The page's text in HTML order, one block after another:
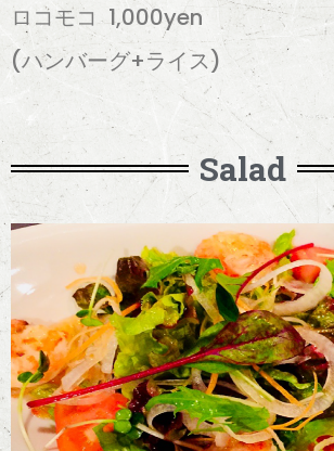
ロコモコ 1,000yen
(ハンバーグ+ライス)
Salad